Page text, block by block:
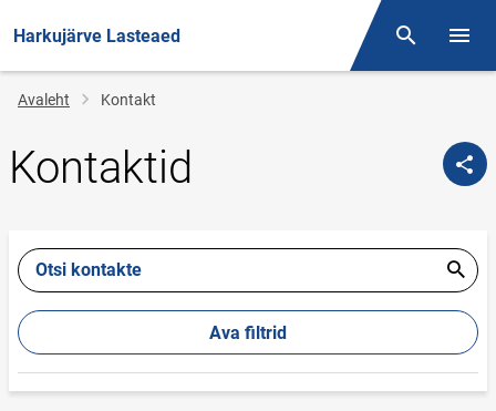
Harkujärve Lasteaed Otsing
Jälglink
Avaleht Kontakt
Kontaktid
Otsi kontakte
Ava filtrid